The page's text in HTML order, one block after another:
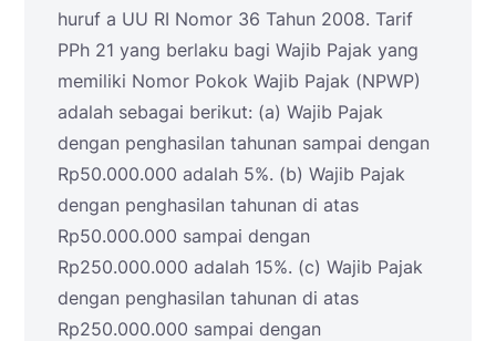
huruf a UU RI Nomor 36 Tahun 2008. Tarif
PPh 21 yang berlaku bagi Wajib Pajak yang
memiliki Nomor Pokok Wajib Pajak (NPWP)
adalah sebagai berikut: (a) Wajib Pajak
dengan penghasilan tahunan sampai dengan
Rp50.000.000 adalah 5%. (b) Wajib Pajak
dengan penghasilan tahunan di atas
Rp50.000.000 sampai dengan
Rp250.000.000 adalah 15%. (c) Wajib Pajak
dengan penghasilan tahunan di atas
Rp250.000.000 sampai dengan